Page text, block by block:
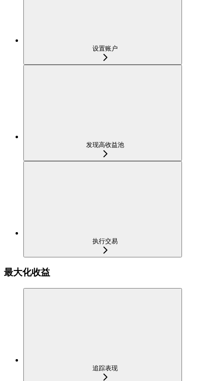
设置账户
发现高收益池
执行交易
最大化收益
追踪表现